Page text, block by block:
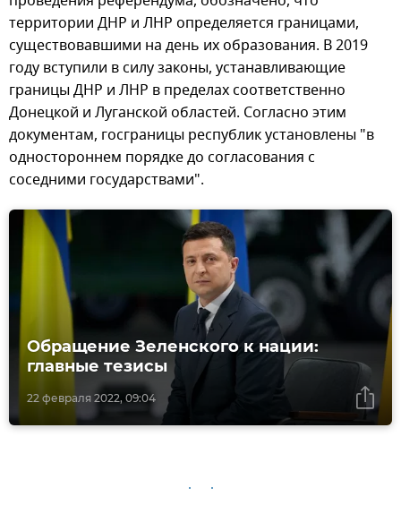
территории ДНР и ЛНР определяется границами,
существовавшими на день их образования. В 2019
году вступили в силу законы, устанавливающие
границы ДНР и ЛНР в пределах соответственно
Донецкой и Луганской областей. Согласно этим
документам, госграницы республик установлены "в
одностороннем порядке до согласования с
соседними государствами".
22 февраля 2022, 09:04
Обращение Зеленского к нации:
главные тезисы